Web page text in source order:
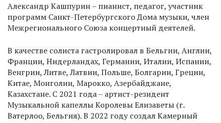
Александр Кашпурин – пианист, педагог, участник
программ Санкт-Петербургского Дома музыки, член
Межрегионального Союза концертный деятелей.
В качестве солиста гастролировал в Бельгии, Англии,
Франции, Нидерландах, Германии, Италии, Испании,
Венгрии, Литве, Латвии, Польше, Болгарии, Греции,
Китае, Монголии, Марокко, Азербайджане,
Казахстане. С 2021 года – артист-резидент
Музыкальной капеллы Королевы Елизаветы (г.
Ватерлоо, Бельгия). В 2022 году создал Камерный